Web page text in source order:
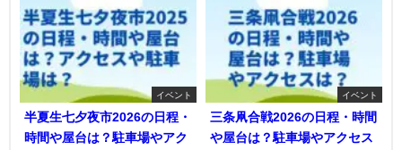
イベント
半夏生七夕夜市2026の日程・
時間や屋台は？駐車場やアク
イベント
三条凧合戦2026の日程・時間
や屋台は？駐車場やアクセス